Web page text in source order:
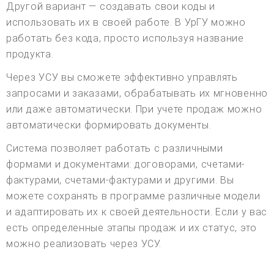
Другой вариант — создавать свои коды и
использовать их в своей работе. В УрГУ можно
работать без кода, просто используя название
продукта.
Через УСУ вы сможете эффективно управлять
запросами и заказами, обрабатывать их мгновенно
или даже автоматически. При учете продаж можно
автоматически формировать документы.
Система позволяет работать с различными
формами и документами: договорами, счетами-
фактурами, счетами-фактурами и другими. Вы
можете сохранять в программе различные модели
и адаптировать их к своей деятельности. Если у вас
есть определенные этапы продаж и их статус, это
можно реализовать через УСУ.